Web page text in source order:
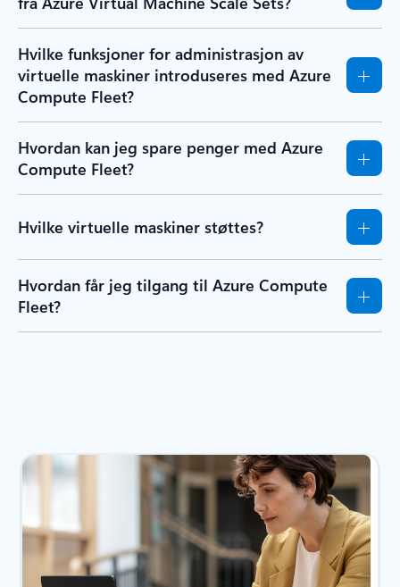
Hvilke funksjoner for administrasjon av
virtuelle maskiner introduseres med Azure
Compute Fleet?
Hvordan kan jeg spare penger med Azure
Compute Fleet?
Hvilke virtuelle maskiner støttes?
Hvordan får jeg tilgang til Azure Compute
Fleet?